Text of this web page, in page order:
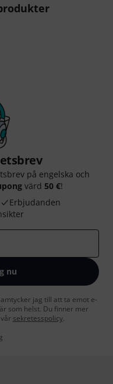
på engelska och
värd 50 €!
Erbjudanden
nu
jag till att ta emot e-
som helst. Du finner mer
sekretesspolicy.